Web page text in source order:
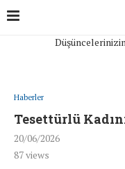
Düşüncelerinizin
Haberler
Tesettürlü
20/06/2026
87views